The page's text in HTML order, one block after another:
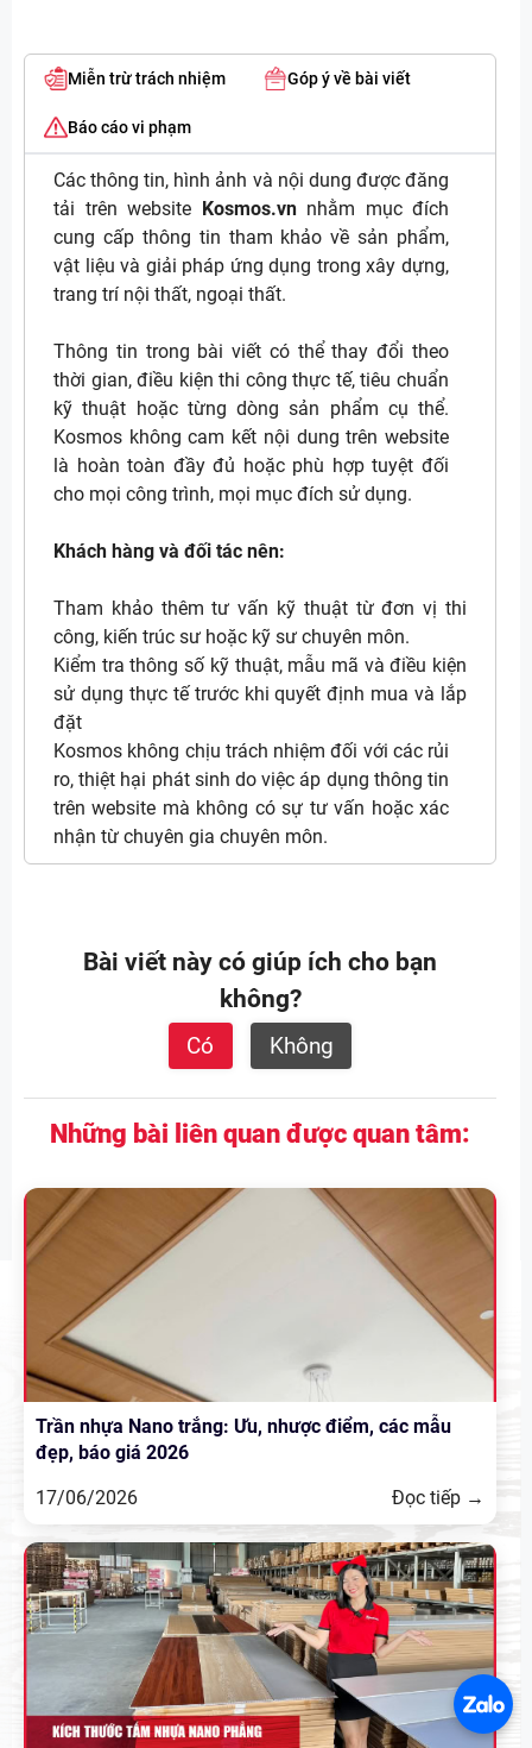
Miễn trừ trách nhiệm Góp ý về bài viết
Báo cáo vi phạm
Các thông tin, hình ảnh và nội dung được đăng
tải trên website Kosmos.vnnhằm mục đích
cung cấp thông tin tham khảo về sản phẩm,
vật liệu và giải pháp ứng dụng trong xây dựng,
trang trí nội thất, ngoại thất.
Thông tin trong bài viết có thể thay đổi theo
thời gian, điều kiện thi công thực tế, tiêu chuẩn
kỹ thuật hoặc từng dòng sản phẩm cụ thể.
Kosmos không cam kết nội dung trên website
là hoàn toàn đầy đủ hoặc phù hợp tuyệt đối
cho mọi công trình, mọi mục đích sử dụng.
Khách hàng và đối tác nên:
Tham khảo thêm tư vấn kỹ thuật từ đơn vị thi
công, kiến trúc sư hoặc kỹ sư chuyên môn.
Kiểm tra thông số kỹ thuật, mẫu mã và điều kiện
sử dụng thực tế trước khi quyết định mua và lắp
đặt
Kosmos không chịu trách nhiệm đối với các rủi
ro, thiệt hại phát sinh do việc áp dụng thông tin
trên website mà không có sự tư vấn hoặc xác
nhận từ chuyên gia chuyên môn.
Bài viết này có giúp ích cho bạn
không?
Có Không
Những bài liên quan được quan tâm:
Trần nhựa Nano trắng: Ưu, nhược điểm, các mẫu
đẹp, báo giá 2026
17/06/2026
Đọc tiếp →